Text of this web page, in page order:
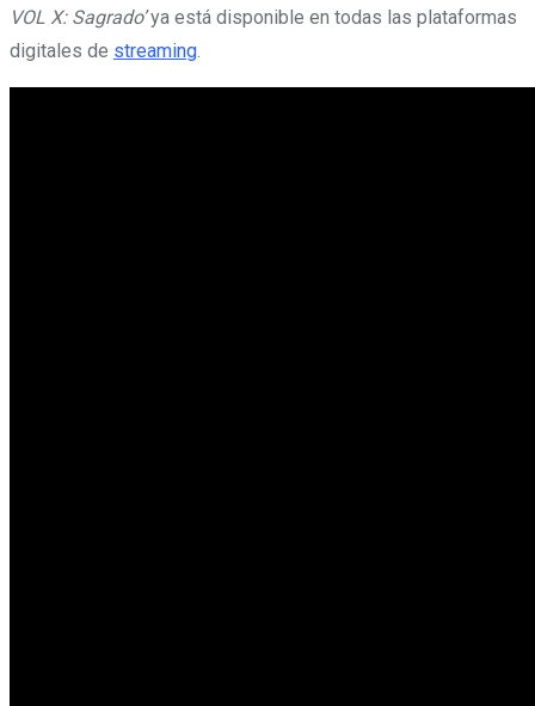
VOL X: Sagrado’ya está disponible en todas las plataformas
digitales de streaming